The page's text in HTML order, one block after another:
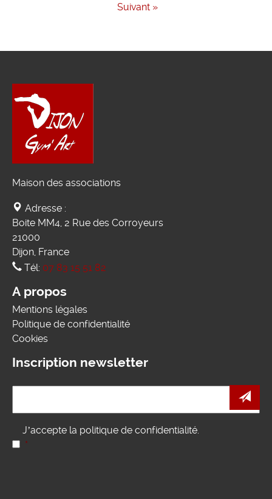
Suivant »
Maison des associations
Adresse :
Boite MM4, 2 Rue des Corroyeurs
21000
Dijon, France
Tél: 07 83 15 51 82
A propos
Mentions légales
Politique de confidentialité
Cookies
Inscription newsletter
e-
RGPD *
J’accepte la politique de confidentialité.
*